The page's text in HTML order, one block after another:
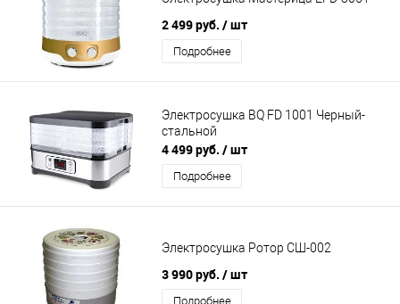
2 499 руб. / шт
Подробнее
Электросушка BQ FD 1001 Черный-
стальной
4 499 руб. / шт
Подробнее
Электросушка Ротор СШ-002
3 990 руб. / шт
Подробнее